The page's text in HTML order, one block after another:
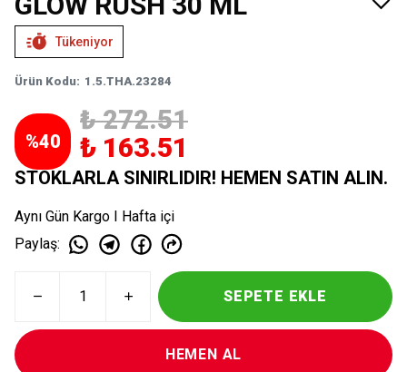
Tükeniyor
Ürün Kodu: 1.5.THA.23284
%40
₺ 272.51
₺ 163.51
STOKLARLA SINIRLIDIR! HEMEN SATIN ALIN.
Aynı Gün Kargo I Hafta içi
Paylaş:
SEPETE EKLE
HEMEN AL